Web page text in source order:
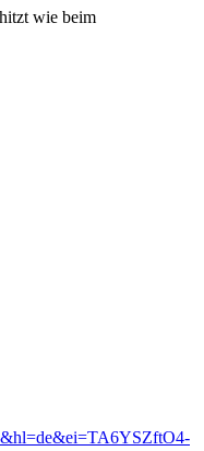
wie beim